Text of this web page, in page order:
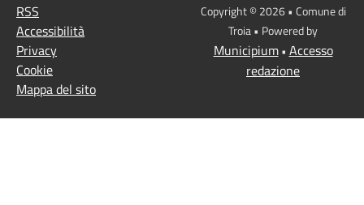
RSS
Accessibilità
Privacy
Cookie
Mappa del sito
Copyright © 2026 • Comune di
Troia • Powered by
Municipium• Accesso
redazione